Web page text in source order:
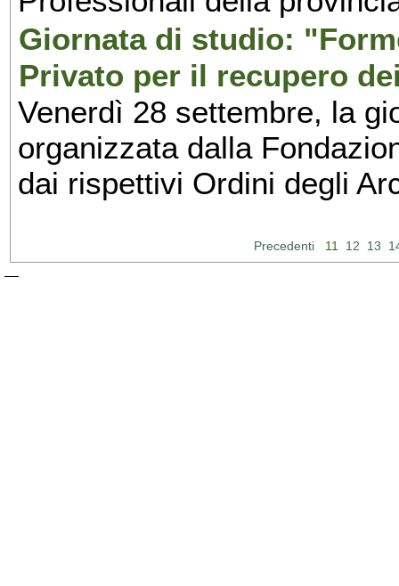
Giornata di studio:
Privato per il recupero
Venerdì 28 settembre, la
organizzata dalla
dai rispettivi Ordini degli
Precedenti 11 12 13